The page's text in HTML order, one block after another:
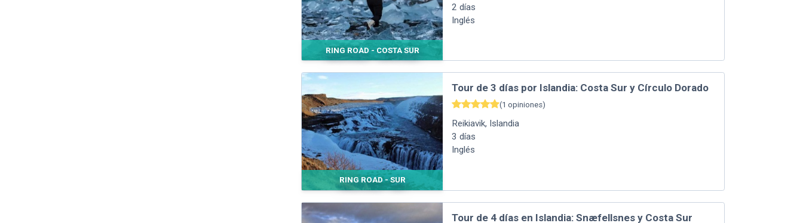
RING ROAD - COSTA SUR
2 días
Inglés
RING ROAD - SUR
Tour de 3 días por Islandia: Costa Sur y Círculo Dorado
(1 opiniones)
Reikiavik, Islandia
3 días
Inglés
Tour de 4 días en Islandia: Snæfellsnes y Costa Sur